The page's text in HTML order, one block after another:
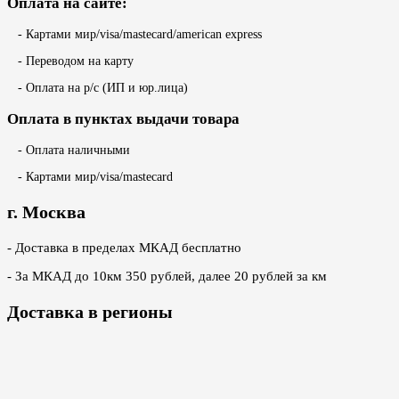
- Картами мир/visa/mastecard/american express
- Переводом на карту
- Оплата на р/с (ИП и юр.лица)
Оплата в пунктах выдачи товара
- Оплата наличными
- Картами мир/visa/mastecard
г. Москва
- Доставка в пределах МКАД бесплатно
- За МКАД до 10км 350 рублей, далее 20 рублей за км
Доставка в регионы